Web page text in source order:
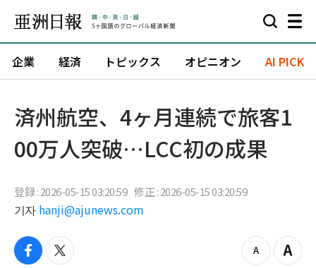
企業 経済 トピックス オピニオン AI PICK
済州航空、4ヶ月連続で旅客1
00万人突破…LCC初の成果
登録 : 2026-05-15 03:20:59 修正 : 2026-05-15 03:20:59
기자 hanji@ajunews.com
f
t
z
Z